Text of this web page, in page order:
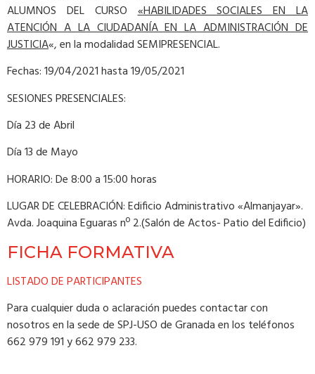
ALUMNOS DEL CURSO«HABILIDADES SOCIALES EN LA
ATENCIÓN A LA CIUDADANÍA EN LA ADMINISTRACIÓN DE
JUSTICIA«, en la modalidad SEMIPRESENCIAL.
Fechas: 19/04/2021 hasta 19/05/2021
SESIONES PRESENCIALES:
Día 23 de Abril
Día 13 de Mayo
HORARIO: De 8:00 a 15:00 horas
LUGAR DE CELEBRACIÓN: Edificio Administrativo «Almanjayar».
Avda. Joaquina Eguaras nº 2.(Salón de Actos- Patio del Edificio)
FICHA FORMATIVA
LISTADO DE PARTICIPANTES
Para cualquier duda o aclaración puedes contactar con
nosotros en la sede de SPJ-USO de Granada en los teléfonos
662 979 191 y 662 979 233.